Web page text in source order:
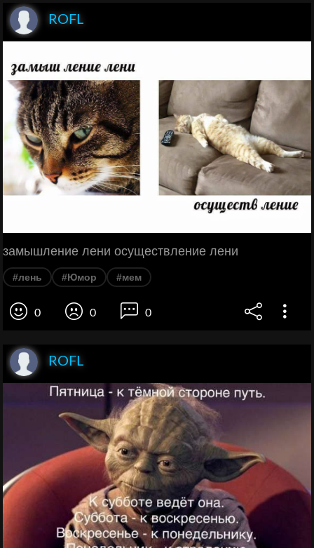
ROFL
замышление лени осуществление лени
#лень #Юмор #мем
0 0 0
ROFL